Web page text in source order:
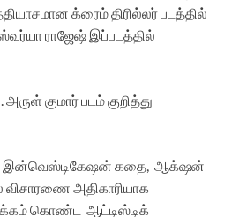
க்ரைம் திரில்லர் படத்தில்
ராஜேஷ் இப்படத்தில்
அருள் குமார் படம் குறித்து
இன்வெஸ்டிகேஷன் கதை, ஆக்‌ஷன்
அதிகாரியாக
கொண்ட ஆட்டிஸ்டிக்